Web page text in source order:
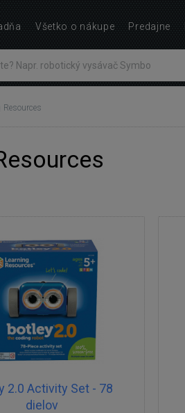
Resources
2.0 Activity Set - 78
dielov
Všetko o nákupe Predajne